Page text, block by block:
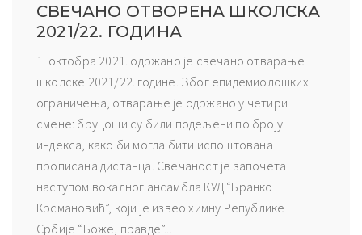
СВЕЧАНО ОТВОРЕНА ШКОЛСКА
2021/22. ГОДИНА
1. октобра 2021. одржано је свечано отварање
школске 2021/22. године. Због епидемиолошких
ограничења, отварање је одржано у четири
смене: бруцоши су били подељени по броју
индекса, како би могла бити испоштована
прописана дистанца. Свечаност је започета
наступом вокалног ансамбла КУД “Бранко
Крсмановић”, који је извео химну Републике
Србије “Боже, правде”...